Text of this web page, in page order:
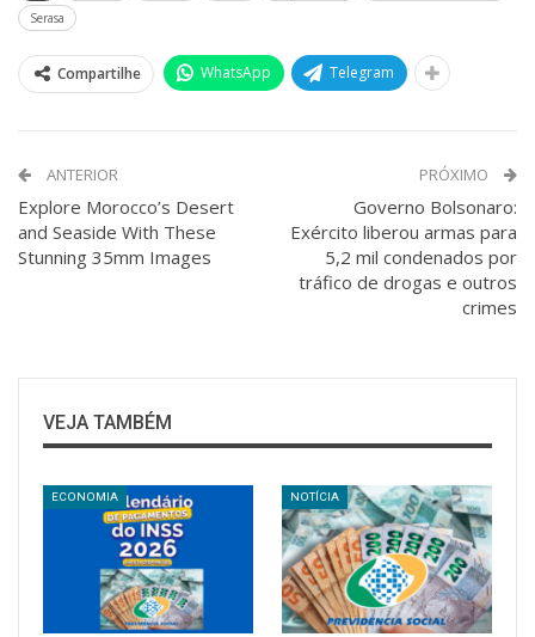
Serasa
Compartilhe WhatsApp Telegram
ANTERIOR
Explore Morocco’s Desert
and Seaside With These
Stunning 35mm Images
PRÓXIMO
Governo Bolsonaro:
Exército liberou armas para
5,2 mil condenados por
tráfico de drogas e outros
crimes
VEJA TAMBÉM
ECONOMIA NOTÍCIA